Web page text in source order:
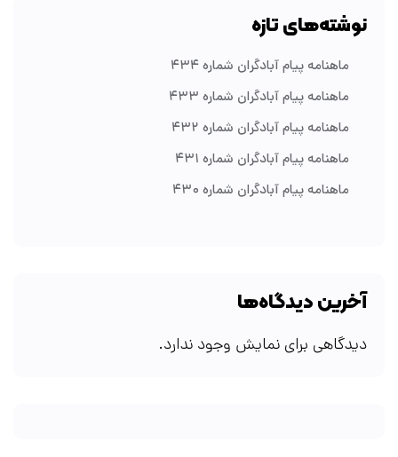
نوشته‌های تازه
ماهنامه پیام آبادگران شماره ۴۳۴
ماهنامه پیام آبادگران شماره ۴۳۳
ماهنامه پیام آبادگران شماره ۴۳۲
ماهنامه پیام آبادگران شماره ۴۳۱
ماهنامه پیام آبادگران شماره ۴۳۰
آخرین دیدگاه‌ها
دیدگاهی برای نمایش وجود ندارد.